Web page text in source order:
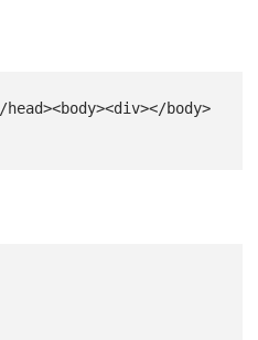
head><body><div></body>